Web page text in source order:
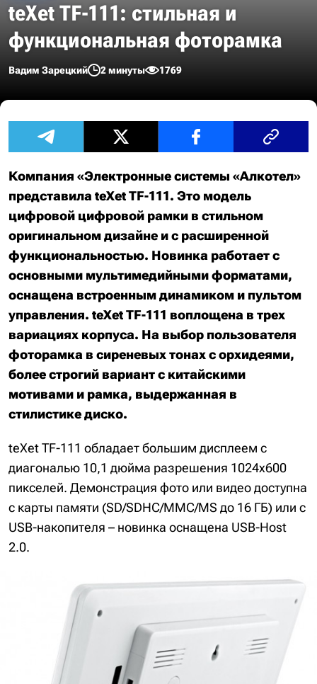
teXet TF-111: стильная и
функциональная фоторамка
Вадим Зарецкий 2 минуты 1769
Компания «Электронные системы «Алкотел»
представила teXet TF-111. Это модель
цифровой цифровой рамки в стильном
оригинальном дизайне и с расширенной
функциональностью. Новинка работает с
основными мультимедийными форматами,
оснащена встроенным динамиком и пультом
управления. teXet TF-111 воплощена в трех
вариациях корпуса. На выбор пользователя
фоторамка в сиреневых тонах с орхидеями,
более строгий вариант с китайскими
мотивами и рамка, выдержанная в
стилистике диско.
teXet TF-111 обладает большим дисплеем с
диагональю 10,1 дюйма разрешения 1024х600
пикселей. Демонстрация фото или видео доступна
с карты памяти (SD/SDHC/MMC/MS до 16 ГБ) или с
USB-накопителя – новинка оснащена USB-Host
2.0.